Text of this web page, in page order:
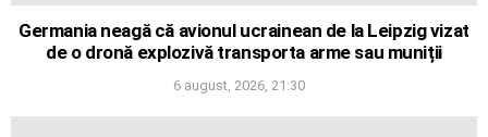
Germania neagă că avionul ucrainean de la Leipzig vizat
de o dronă explozivă transporta arme sau muniții
6 august, 2026, 21:30